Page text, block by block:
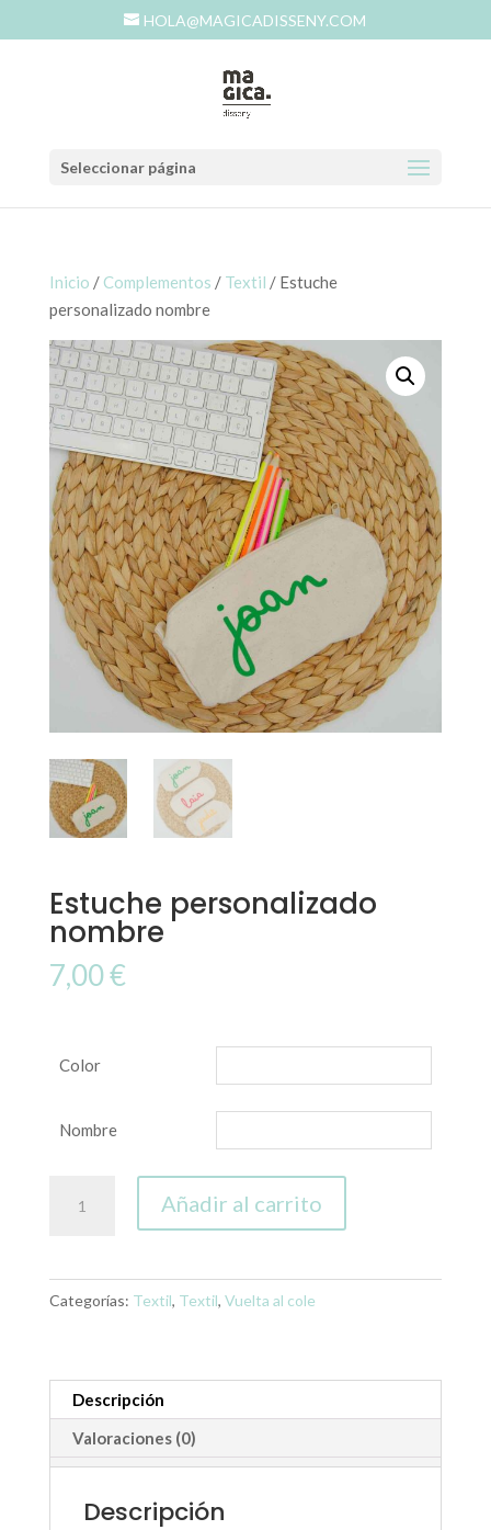
HOLA@MAGICADISSENY.COM
Seleccionar página
Inicio / Complementos / Textil / Estuche
personalizado nombre
Estuche personalizado
nombre
7,00€
Color
Nombre
personalizado
Añadir al carrito
Categorías: Textil, Textil, Vuelta al cole
Descripción
Valoraciones (0)
Descripción